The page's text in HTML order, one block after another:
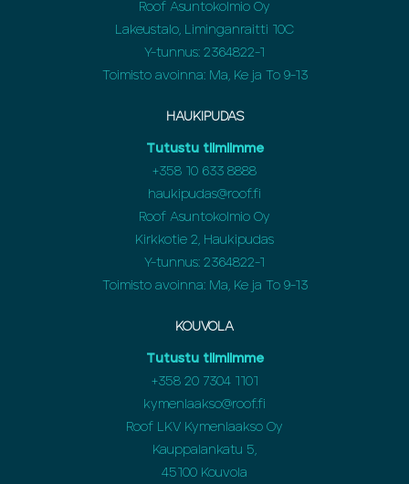
Roof Asuntokolmio Oy
Lakeustalo, Liminganraitti 10C
Y-tunnus: 2364822-1
Toimisto avoinna: Ma, Ke ja To 9-13
HAUKIPUDAS
Tutustu tiimiimme
+358 10 633 8888
haukipudas@roof.fi
Roof Asuntokolmio Oy
Kirkkotie 2, Haukipudas
Y-tunnus: 2364822-1
Toimisto avoinna: Ma, Ke ja To 9-13
KOUVOLA
Tutustu tiimiimme
+358 20 7304 1101
kymenlaakso@roof.fi
Roof LKV Kymenlaakso Oy
Kauppalankatu 5,
45100 Kouvola